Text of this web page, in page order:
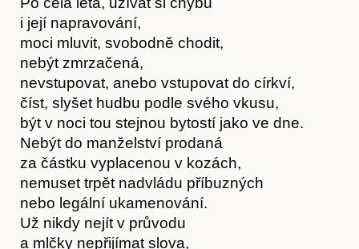
i její napravování,
moci mluvit, svobodně chodit,
nebýt zmrzačená,
nevstupovat, anebo vstupovat do církví,
číst, slyšet hudbu podle svého vkusu,
být v noci tou stejnou bytostí jako ve dne.
Nebýt do manželství prodaná
za částku vyplacenou v kozách,
nemuset trpět nadvládu příbuzných
nebo legální ukamenování.
Už nikdy nejít v průvodu
a mlčky nepřijímat slova,